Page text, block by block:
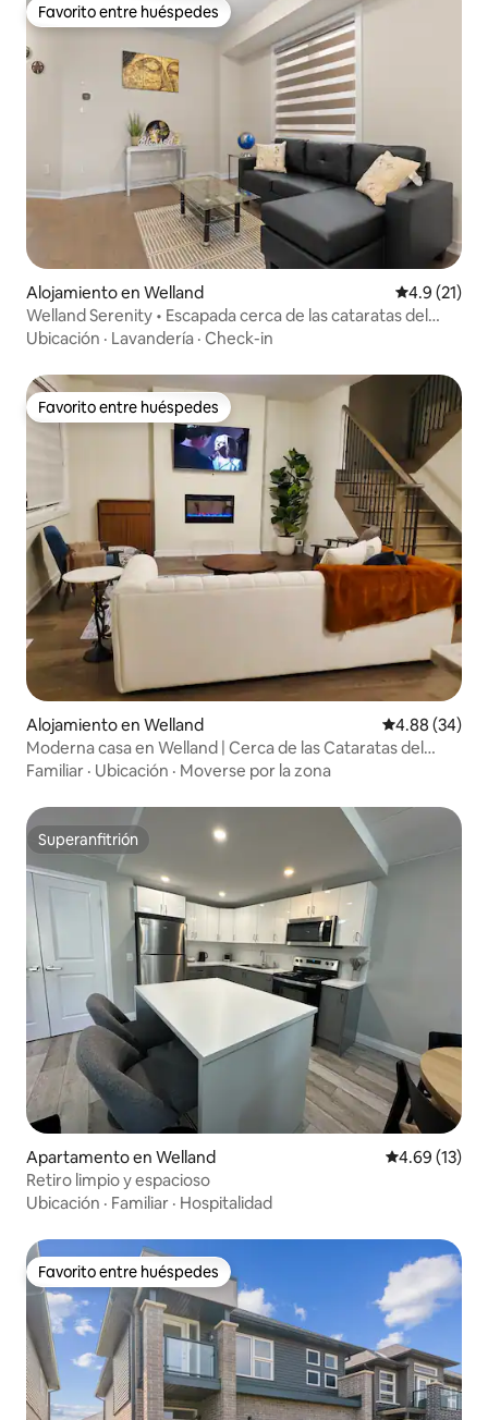
Favorito entre huéspedes
Favorito entre huéspedes
Alojamiento en Welland Calificación
4.9 (21)
Welland Serenity • Escapada cerca de las cataratas del
Niágara
Ubicación · Lavandería · Check-in
Favorito entre huéspedes
Favorito entre huéspedes
Alojamiento en Welland Calificación
4.88 (34)
Moderna casa en Welland | Cerca de las Cataratas del
Niágara
Familiar · Ubicación · Moverse por la zona
Superanfitrión
Superanfitrión
Apartamento en Welland Calificación
4.69 (13)
Retiro limpio y espacioso
Ubicación · Familiar · Hospitalidad
Favorito entre huéspedes
Favorito entre huéspedes